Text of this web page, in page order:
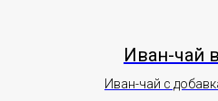
Иван-чай
Иван-чай с